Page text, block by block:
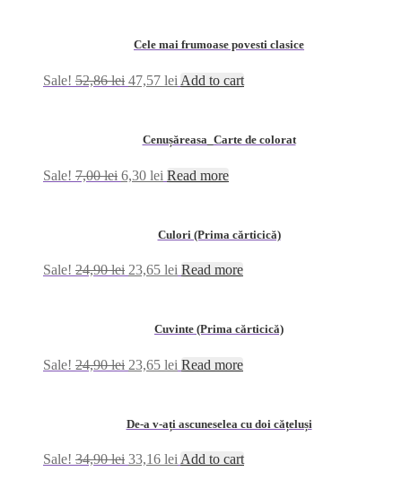
Cele mai frumoase povesti clasice
Sale! 52,86lei 47,57 lei Add to cart
Cenușăreasa_Carte de colorat
Sale! 7,00lei 6,30 lei Read more
Culori (Prima cărticică)
Sale! 24,90lei 23,65 lei Read more
Cuvinte (Prima cărticică)
Sale! 24,90lei 23,65 lei Read more
De-a v-ați ascuneselea cu doi cățeluși
Sale! 34,90lei 33,16 leiAdd to cart